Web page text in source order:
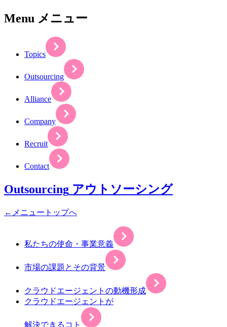
Menu メニュー
Topics
Outsourcing
Alliance
Company
Recruit
Contact
Outsourcing アウトソーシング
←メニュートップへ
私たちの使命・事業意義
市場の課題とその背景
クラウドエージェントの動機形成
クラウドエージェントが
解決できるコト